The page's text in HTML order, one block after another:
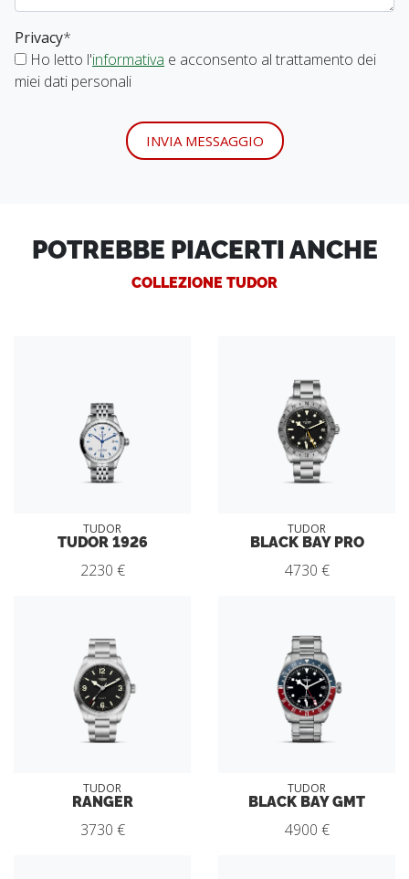
Privacy*
Ho letto l'informativa e acconsento al trattamento dei
miei dati personali
INVIA MESSAGGIO
POTREBBE PIACERTI ANCHE
COLLEZIONE TUDOR
TUDOR
TUDOR 1926
2230 €
TUDOR
BLACK BAY PRO
4730 €
TUDOR
RANGER
3730 €
TUDOR
BLACK BAY GMT
4900 €